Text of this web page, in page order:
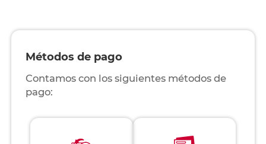
Métodos de pago
Contamos con los siguientes métodos de
pago: